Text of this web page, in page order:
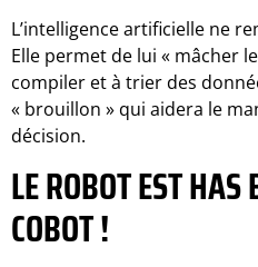
L’intelligence artificielle ne
Elle permet de lui « mâcher
compiler et à trier des
« brouillon » qui aidera le
décision.
LE ROBOT EST
COBOT!